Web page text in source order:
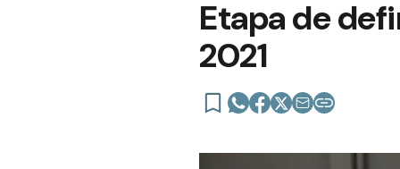
Etapa de
2021